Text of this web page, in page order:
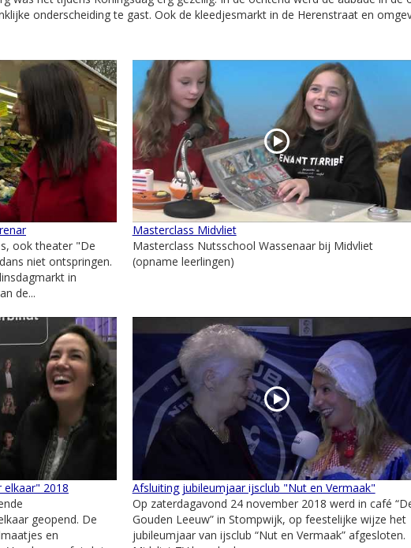
onderscheiding te gast. Ook de kleedjesmarkt in de Herenstraat en
ook theater "De
niet ontspringen.
in
de...
Masterclass Midvliet
Masterclass Nutsschool Wassenaar bij Midvliet
(opname leerlingen)
2018
geopend. De
en
Afsluiting jubileumjaar ijsclub "Nut en Vermaak"
Op zaterdagavond 24 november 2018 werd in café
Gouden Leeuw” in Stompwijk, op feestelijke wijze het
jubileumjaar van ijsclub “Nut en Vermaak” afgesloten.